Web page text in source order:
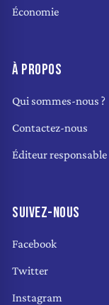
Économie
À PROPOS
Qui sommes-nous ?
Contactez-nous
Éditeur responsable
SUIVEZ-NOUS
Facebook
Twitter
Instagram